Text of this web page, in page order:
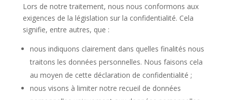
Lors de notre traitement, nous nous conformons aux
exigences de la législation sur la confidentialité. Cela
signifie, entre autres, que :
nous indiquons clairement dans quelles finalités nous
traitons les données personnelles. Nous faisons cela
au moyen de cette déclaration de confidentialité ;
nous visons à limiter notre recueil de données